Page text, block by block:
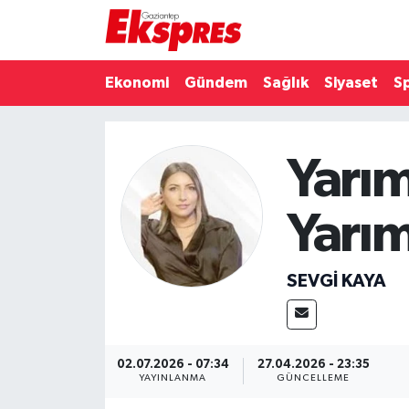
Ekonomi Gündem Sağlık Siyaset
SEVGI KAYA
02.07.2026 - 07:34
YAYINLANMA
27.04.2026 - 23:35
GÜNCELLEME
Gaziantep son dakika
Puan Durumu ve Fikstür
Tüm Manşetler
Son Dakika Haberleri